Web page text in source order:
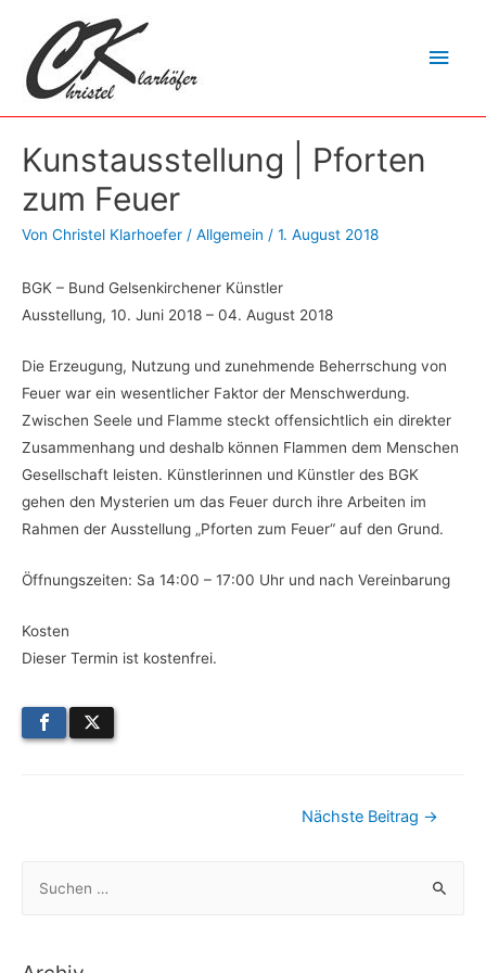
Kunstausstellung | Pforten
zum Feuer
Von Christel Klarhoefer / Allgemein / 1. August 2018
BGK – Bund Gelsenkirchener Künstler
Ausstellung, 10. Juni 2018 – 04. August 2018
Die Erzeugung, Nutzung und zunehmende Beherrschung von
Feuer war ein wesentlicher Faktor der Menschwerdung.
Zwischen Seele und Flamme steckt offensichtlich ein direkter
Zusammenhang und deshalb können Flammen dem Menschen
Gesellschaft leisten. Künstlerinnen und Künstler des BGK
gehen den Mysterien um das Feuer durch ihre Arbeiten im
Rahmen der Ausstellung „Pforten zum Feuer“ auf den Grund.
Öffnungszeiten: Sa 14:00 – 17:00 Uhr und nach Vereinbarung
Kosten
Dieser Termin ist kostenfrei.
Nächste Beitrag →
h